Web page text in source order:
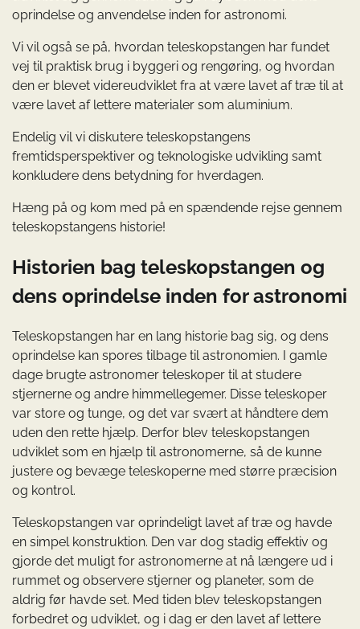
oprindelse og anvendelse inden for astronomi.
Vi vil også se på, hvordan teleskopstangen har fundet
vej til praktisk brug i byggeri og rengøring, og hvordan
den er blevet videreudviklet fra at være lavet af træ til at
være lavet af lettere materialer som aluminium.
Endelig vil vi diskutere teleskopstangens
fremtidsperspektiver og teknologiske udvikling samt
konkludere dens betydning for hverdagen.
Hæng på og kom med på en spændende rejse gennem
teleskopstangens historie!
Historien bag teleskopstangen og
dens oprindelse inden for astronomi
Teleskopstangen har en lang historie bag sig, og dens
oprindelse kan spores tilbage til astronomien. I gamle
dage brugte astronomer teleskoper til at studere
stjernerne og andre himmellegemer. Disse teleskoper
var store og tunge, og det var svært at håndtere dem
uden den rette hjælp. Derfor blev teleskopstangen
udviklet som en hjælp til astronomerne, så de kunne
justere og bevæge teleskoperne med større præcision
og kontrol.
Teleskopstangen var oprindeligt lavet af træ og havde
en simpel konstruktion. Den var dog stadig effektiv og
gjorde det muligt for astronomerne at nå længere ud i
rummet og observere stjerner og planeter, som de
aldrig før havde set. Med tiden blev teleskopstangen
forbedret og udviklet, og i dag er den lavet af lettere